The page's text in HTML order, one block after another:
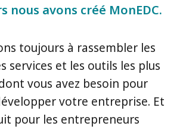
nous avons créé MonEDC.
toujours à rassembler les
services et les outils les plus
vous avez besoin pour
votre entreprise. Et
pour les entrepreneurs